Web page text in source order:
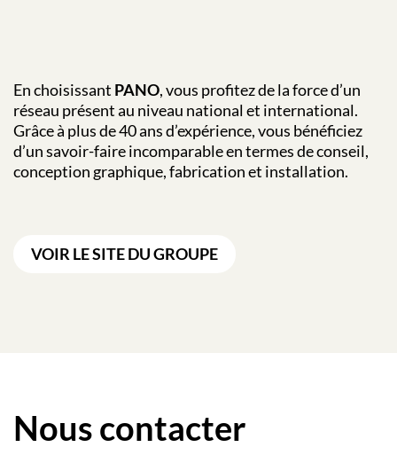
En choisissant PANO, vous profitez de la force d’un
réseau présent au niveau national et international.
Grâce à plus de 40 ans d’expérience, vous bénéficiez
d’un savoir-faire incomparable en termes de conseil,
conception graphique, fabrication et installation.
VOIR LE SITE DU GROUPE
Nous contacter